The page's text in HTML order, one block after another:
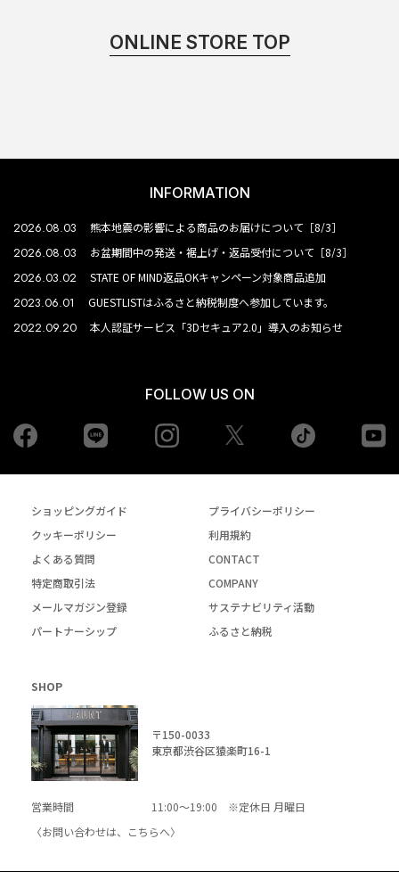
ONLINE STORE TOP
INFORMATION
2026.08.03 熊本地震の影響による商品のお届けについて［8/3］
2026.08.03 お盆期間中の発送・裾上げ・返品受付について［8/3］
2026.03.02 STATE OF MIND返品OKキャンペーン対象商品追加
2023.06.01 GUESTLISTはふるさと納税制度へ参加しています。
2022.09.20 本人認証サービス「3Dセキュア2.0」導入のお知らせ
FOLLOW US ON
Facebook Instagram tiktok
ショッピングガイド
プライバシーポリシー
クッキーポリシー
利用規約
よくある質問
CONTACT
特定商取引法
COMPANY
メールマガジン登録
サステナビリティ活動
パートナーシップ
ふるさと納税
SHOP
〒150-0033
東京都渋谷区猿楽町16-1
営業時間
11:00～19:00 ※定休日 月曜日
〈お問い合わせは、
こちらへ〉